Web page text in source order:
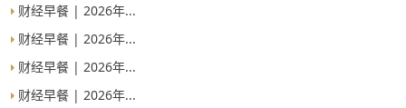
财经早餐 | 2026年...
财经早餐 | 2026年...
财经早餐 | 2026年...
财经早餐 | 2026年...